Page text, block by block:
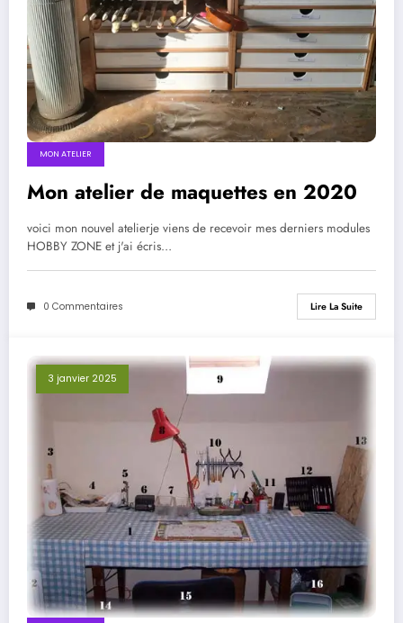
MON ATELIER
Mon atelier de maquettes en 2020
voici mon nouvel atelierje viens de recevoir mes derniers modules
HOBBY ZONE et j'ai écris…
0 Commentaires Lire La Suite
3 janvier 2025